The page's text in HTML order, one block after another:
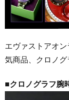
エヴァストアオ
気商品、クロノグ
■クロノグラフ腕